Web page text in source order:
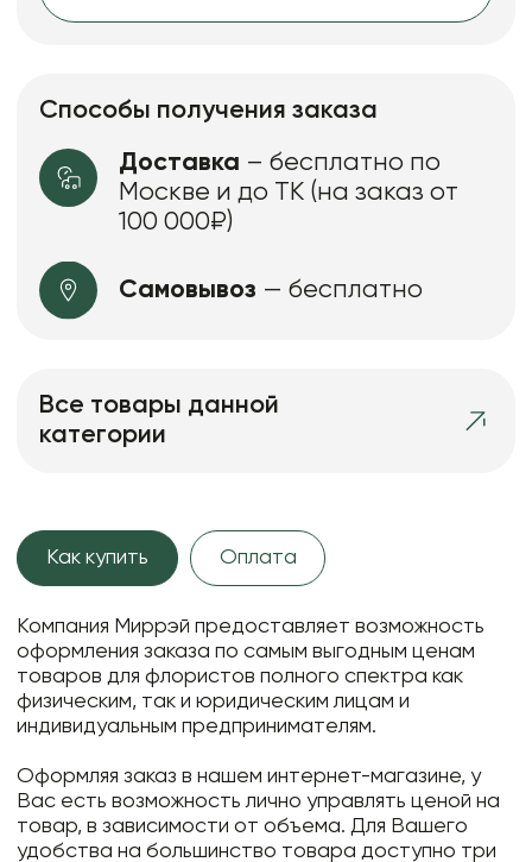
Способы получения заказа
Доставка – бесплатно по
Москве и до ТК (на заказ от
100 000₽)
Самовывоз — бесплатно
Все товары данной
категории
Как купить Оплата
Компания Миррэй предоставляет возможность
оформления заказа по самым выгодным ценам
товаров для флористов полного спектра как
физическим, так и юридическим лицам и
индивидуальным предпринимателям.
Оформляя заказ в нашем интернет-магазине, у
Вас есть возможность лично управлять ценой на
товар, в зависимости от объема. Для Вашего
удобства на большинство товара доступно три